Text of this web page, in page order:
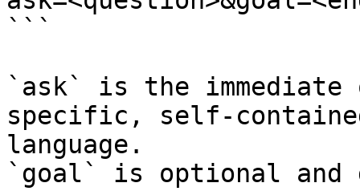
```
`ask` is the
specific, self-
language.
`goal` is optional and